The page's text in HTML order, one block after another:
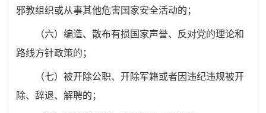
邪教组织或从事其他危害国家安全活动的 ；
（六）编造、散布有损国家声誉、反对党的理论和
路线方针政策的；
（七）被开除公职、开除军籍或者因违纪违规被开
除、辞退、解聘的；